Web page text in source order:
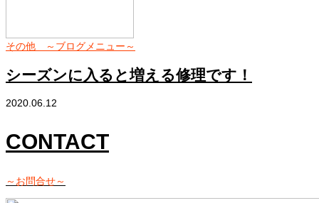
その他 ～ブログメニュー～
シーズンに入ると増える修理です！
2020.06.12
CONTACT
～お問合せ～